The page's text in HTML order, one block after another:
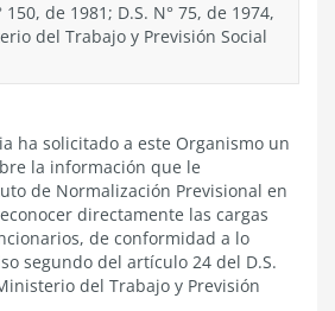
150, de 1981; D.S. N° 75, de 1974,
del Trabajo y Previsión Social
ha solicitado a este Organismo un
la información que le
de Normalización Previsional en
directamente las cargas
de conformidad a lo
segundo del artículo 24 del D.S.
del Trabajo y Previsión